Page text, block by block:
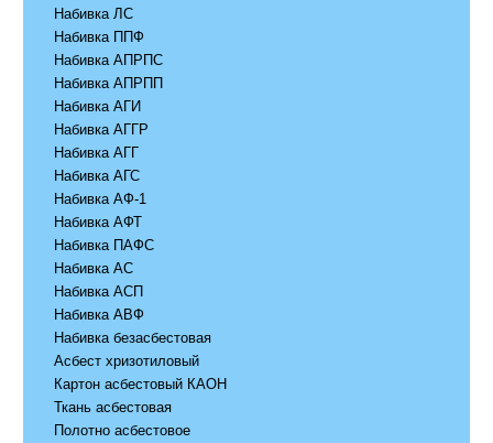
Набивка ЛС
Набивка ППФ
Набивка АПРПС
Набивка АПРПП
Набивка АГИ
Набивка АГГР
Набивка АГГ
Набивка АГС
Набивка АФ-1
Набивка АФТ
Набивка ПАФС
Набивка АС
Набивка АСП
Набивка АВФ
Набивка безасбестовая
Асбест хризотиловый
Картон асбестовый КАОН
Ткань асбестовая
Полотно асбестовое